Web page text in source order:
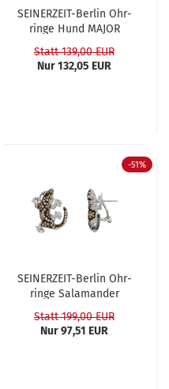
SEINERZEIT-​​Ber­lin Ohr­
rin­ge Hund MAJOR
Statt 139,00 EUR
Nur 132,05 EUR
-51%
SEINERZEIT-​​Ber­lin Ohr­
rin­ge Sa­la­man­der
Statt 199,00 EUR
Nur 97,51 EUR